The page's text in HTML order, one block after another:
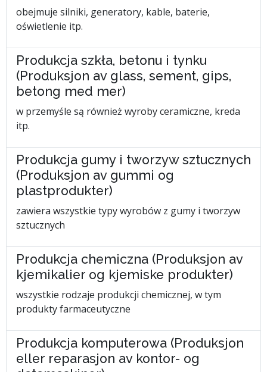
obejmuje silniki, generatory, kable, baterie,
oświetlenie itp.
Produkcja szkła, betonu i tynku
(Produksjon av glass, sement, gips,
betong med mer)
w przemyśle są również wyroby ceramiczne, kreda
itp.
Produkcja gumy i tworzyw sztucznych
(Produksjon av gummi og
plastprodukter)
zawiera wszystkie typy wyrobów z gumy i tworzyw
sztucznych
Produkcja chemiczna (Produksjon av
kjemikalier og kjemiske produkter)
wszystkie rodzaje produkcji chemicznej, w tym
produkty farmaceutyczne
Produkcja komputerowa (Produksjon
eller reparasjon av kontor- og